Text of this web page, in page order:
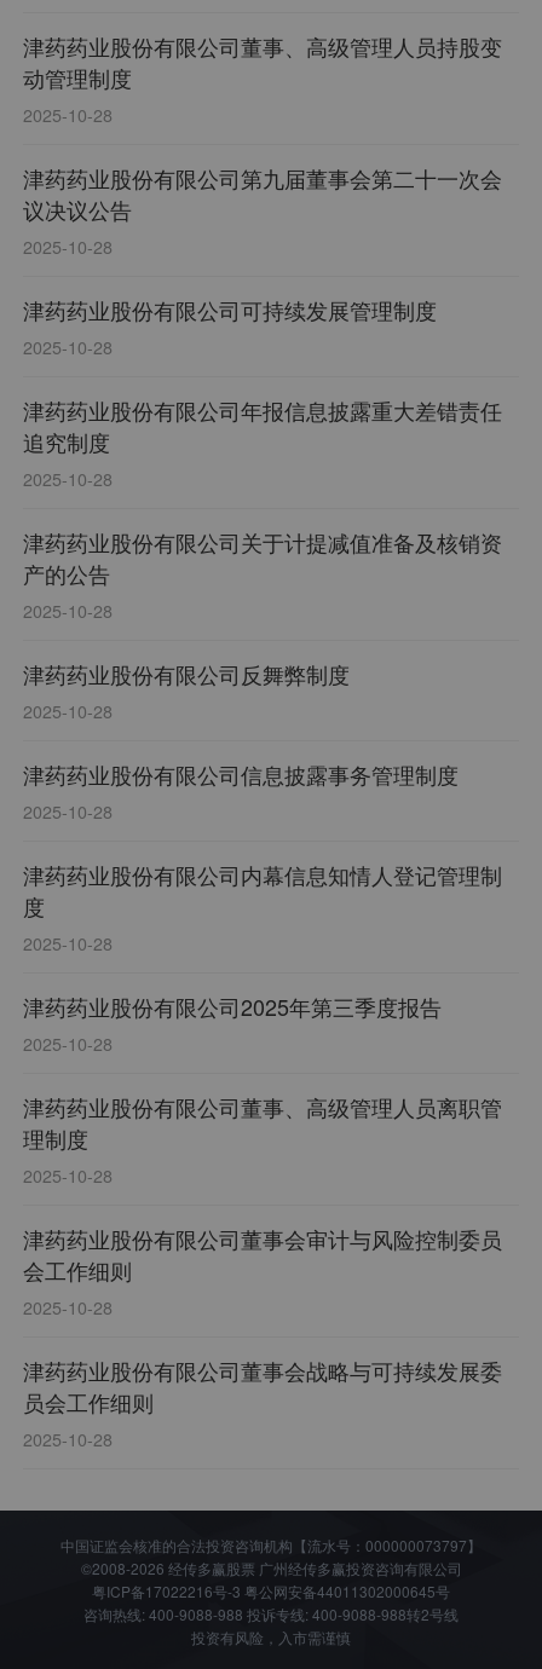
津药药业股份有限公司董事、高级管理人员持股变
动管理制度
2025-10-28
津药药业股份有限公司第九届董事会第二十一次会
议决议公告
2025-10-28
津药药业股份有限公司可持续发展管理制度
2025-10-28
津药药业股份有限公司年报信息披露重大差错责任
追究制度
2025-10-28
津药药业股份有限公司关于计提减值准备及核销资
产的公告
2025-10-28
津药药业股份有限公司反舞弊制度
2025-10-28
津药药业股份有限公司信息披露事务管理制度
2025-10-28
津药药业股份有限公司内幕信息知情人登记管理制
度
2025-10-28
津药药业股份有限公司2025年第三季度报告
2025-10-28
津药药业股份有限公司董事、高级管理人员离职管
理制度
2025-10-28
津药药业股份有限公司董事会审计与风险控制委员
会工作细则
2025-10-28
津药药业股份有限公司董事会战略与可持续发展委
员会工作细则
2025-10-28
中国证监会核准的合法投资咨询机构【流水号：000000073797】
©2008-2026 经传多赢股票 广州经传多赢投资咨询有限公司
粤ICP备17022216号-3 粤公网安备44011302000645号
咨询热线: 400-9088-988 投诉专线: 400-9088-988转2号线
投资有风险，入市需谨慎